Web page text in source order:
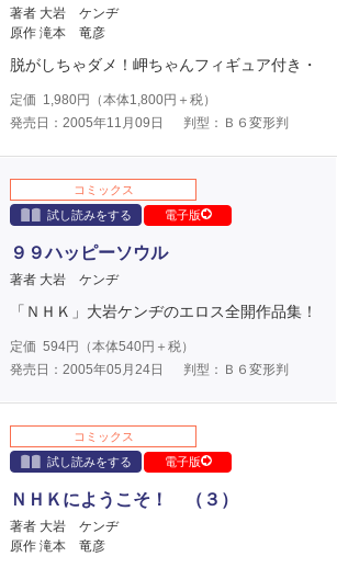
著者 大岩 ケンヂ
原作 滝本 竜彦
脱がしちゃダメ！岬ちゃんフィギュア付き・
定価 1,980円（本体1,800円＋税）
発売日：2005年11月09日
判型：Ｂ６変形判
コミックス
試し読みをする
電子版
９９ハッピーソウル
著者 大岩 ケンヂ
「ＮＨＫ」大岩ケンヂのエロス全開作品集！
定価 594円（本体540円＋税）
発売日：2005年05月24日
判型：Ｂ６変形判
コミックス
試し読みをする
電子版
ＮＨＫにようこそ！ （３）
著者 大岩 ケンヂ
原作 滝本 竜彦